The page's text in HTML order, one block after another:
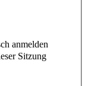
anmelden
Sitzung